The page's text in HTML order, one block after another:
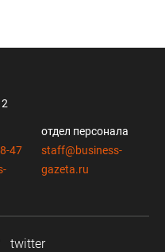
47
отдел персонала
staff@business-
gazeta.ru
twitter